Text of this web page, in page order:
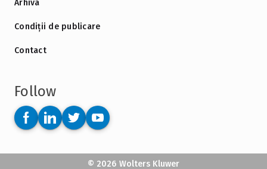
Arhiva
Condiții de publicare
Contact
Follow
© 2026 Wolters Kluwer